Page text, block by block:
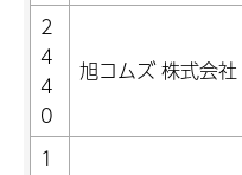
2
4
4
0
旭コムズ 株式会社
1